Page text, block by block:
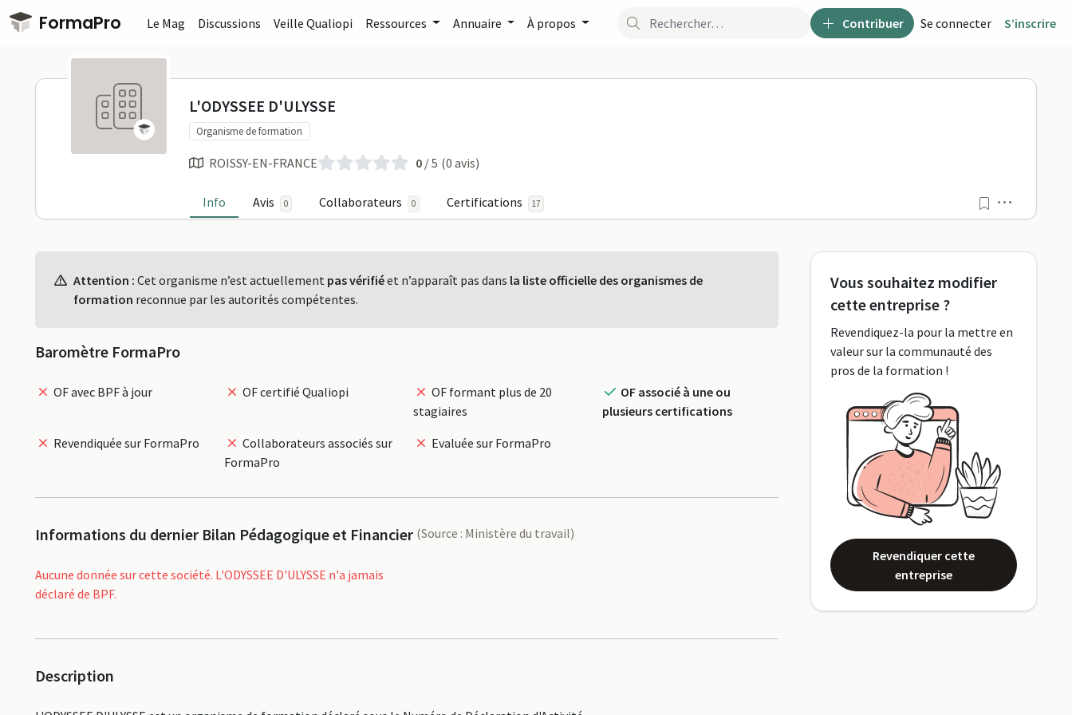
Passer au contenu principal
FormaPro Contribuer Se connecter S’inscrire
Le Mag Discussions Veille Qualiopi Ressources Annuaire À propos
L'ODYSSEE D'ULYSSE sur FormaPro
L'ODYSSEE D'ULYSSE
Organisme de formation
ROISSY-EN-FRANCE 0 / 5 (0 avis)
Info Avis 0 Collaborateurs 0 Certifications 17
ProfilAttention : Cet organisme n’est actuellement pas vérifiéet n’apparaît pas dans la liste officielle des organismes de
formation reconnue par les autorités compétentes.
Baromètre FormaPro
OF avec BPF à jour OF certifié Qualiopi
OF formant plus de 20
stagiaires
OF associé à une ou
plusieurs certifications
Revendiquée sur FormaPro
Collaborateurs associés sur
FormaPro
Evaluée sur FormaPro
Informations du dernier Bilan Pédagogique et Financier (Source : Ministère du travail)
Aucune donnée sur cette société. L'ODYSSEE D'ULYSSE n'a jamais
déclaré de BPF.
Description
Vous souhaitez modifier
cette entreprise ?
Revendiquez-la pour la mettre en
valeur sur la communauté des
pros de la formation !
Revendiquer cette
entreprise